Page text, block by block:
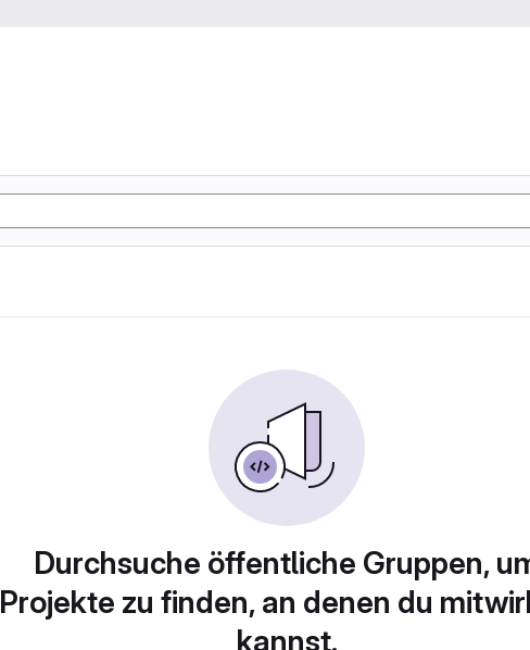
Durchsuche öffentliche Gruppen,
Projekte zu finden, an denen du
kannst.